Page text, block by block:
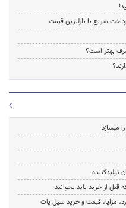
سریع با نازلترین قیمت
بهتر است؟
میسازد
تولیدکننده
قبل از خرید باید بخوانید
مزایا، قیمت و خرید سیل پات